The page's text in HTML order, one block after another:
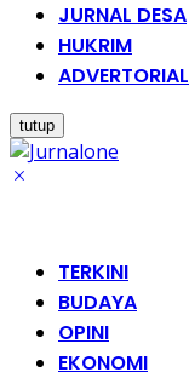
JURNAL DESA
HUKRIM
ADVERTORIAL
tutup
TERKINI
BUDAYA
OPINI
EKONOMI